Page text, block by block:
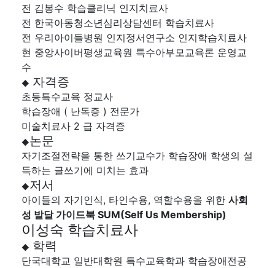
전 김봉수 학습클리닉 인지치료사
전 한국아동청소년심리상담센터 학습치료사
전 우리아이들병원 인지정서연구소 인지학습치료사
현 중앙사이버평생교육원 특수아부모교육론 운영교
수
◆ 자격증
초등특수교육 정교사
학습장애 ( 난독증 ) 전문가
미술치료사 2 급 자격증
◆논문
자기조절전략을 통한 쓰기교수가 학습장애 학생의 설
득하는 글쓰기에 미치는 효과
◆저서
아이들의 자기인식, 타인수용, 역할수용을 위한 사회
성 발달 가이드북 SUM(Self Us Membership)
이성숙 학습치료사
◆ 학력
단국대학교 일반대학원 특수교육학과 학습장애전공